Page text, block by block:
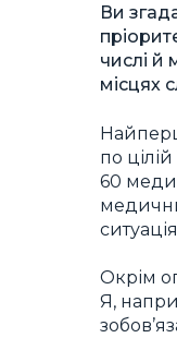
Ви
числі й
місцях
по
60
Окрім
Я,